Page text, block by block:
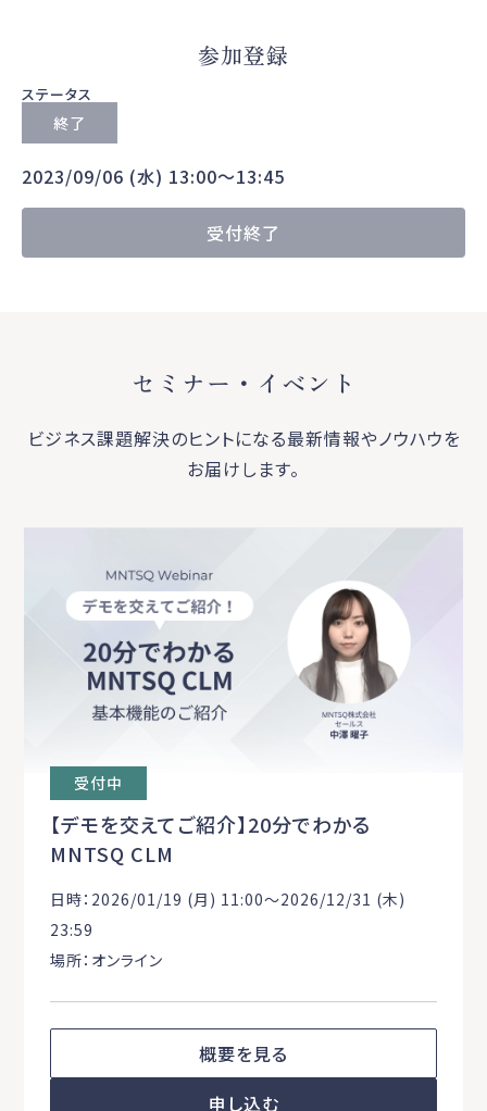
参加登録
ステータス
終了
2023/09/06 (水) 13:00〜13:45
受付終了
セミナー・イベント
ビジネス課題解決のヒントになる最新情報やノウハウを
お届けします。
受付中
【デモを交えてご紹介】20分でわかる
MNTSQ CLM
日時：2026/01/19 (月) 11:00〜2026/12/31 (木)
23:59
場所：オンライン
概要を見る
申し込む